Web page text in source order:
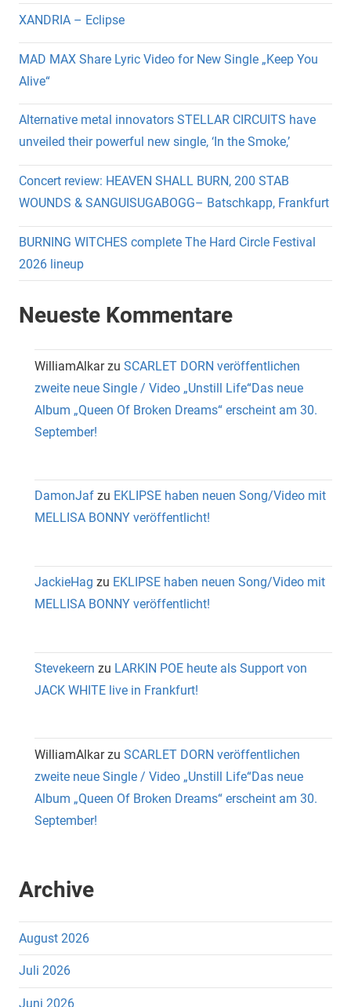
XANDRIA – Eclipse
MAD MAX Share Lyric Video for New Single „Keep You
Alive“
Alternative metal innovators STELLAR CIRCUITS have
unveiled their powerful new single, ‘In the Smoke,’
Concert review: HEAVEN SHALL BURN, 200 STAB
WOUNDS & SANGUISUGABOGG– Batschkapp, Frankfurt
BURNING WITCHES complete The Hard Circle Festival
2026 lineup
Neueste Kommentare
WilliamAlkarzu SCARLET DORN veröffentlichen
zweite neue Single / Video „Unstill Life“Das neue
Album „Queen Of Broken Dreams“ erscheint am 30.
September!
DamonJaf zu EKLIPSE haben neuen Song/Video mit
MELLISA BONNY veröffentlicht!
JackieHag zu EKLIPSE haben neuen Song/Video mit
MELLISA BONNY veröffentlicht!
Stevekeern zu LARKIN POE heute als Support von
JACK WHITE live in Frankfurt!
WilliamAlkarzu SCARLET DORN veröffentlichen
zweite neue Single / Video „Unstill Life“Das neue
Album „Queen Of Broken Dreams“ erscheint am 30.
September!
Archive
August 2026
Juli 2026
Juni 2026